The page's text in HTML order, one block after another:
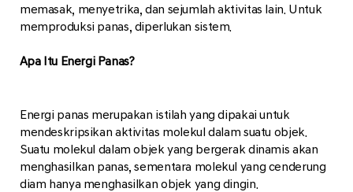
memasak, menyetrika, dan sejumlah aktivitas lain. Untuk
memproduksi panas, diperlukan sistem.
Apa Itu Energi Panas?
Energi panas merupakan istilah yang dipakai untuk
mendeskripsikan aktivitas molekul dalam suatu objek.
Suatu molekul dalam objek yang bergerak dinamis akan
menghasilkan panas, sementara molekul yang cenderung
diam hanya menghasilkan objek yang dingin.